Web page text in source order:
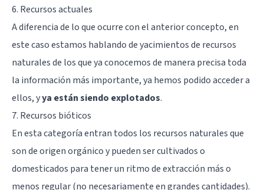
6. Recursos actuales
A diferencia de lo que ocurre con el anterior concepto, en
este caso estamos hablando de yacimientos de recursos
naturales de los que ya conocemos de manera precisa toda
la información más importante, ya hemos podido acceder a
ellos, yya están siendo explotados.
7. Recursos bióticos
En esta categoría entran todos los recursos naturales que
son de origen orgánico y pueden ser cultivados o
domesticados para tener un ritmo de extracción más o
menos regular (no necesariamente en grandes cantidades).